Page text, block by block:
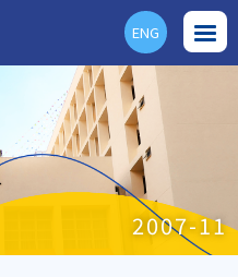
ENG
2007-11